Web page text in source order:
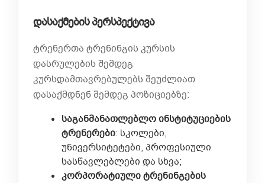
დასაქმების პერსპექტივა
ტრენერთა ტრენინგის კურსის
დასრულების შემდეგ
კურსდამთავრებულებს შეუძლიათ
დასაქმდნენ შემდეგ პოზიციებზე:
საგანმანათლებლოინსტიტუციების
ტრენერები: სკოლები,
უნივერსიტეტები, პროფესიული
სასწავლებლები და სხვა;
კორპორატიულიტრენინგების